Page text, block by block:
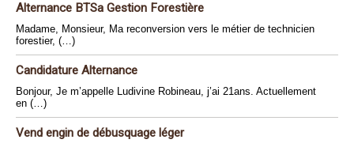
Alternance BTSa Gestion Forestière
Madame, Monsieur, Ma reconversion vers le métier de technicien
forestier, (…)
Candidature Alternance
Bonjour, Je m’appelle Ludivine Robineau, j’ai 21ans. Actuellement
en (…)
Vend engin de débusquage léger